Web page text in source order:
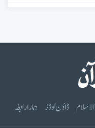
ڈاؤن لوڈز ہمارا رابطہ